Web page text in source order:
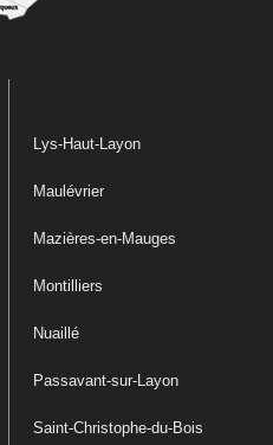
Lys-Haut-Layon
Maulévrier
Mazières-en-Mauges
Montilliers
Nuaillé
Passavant-sur-Layon
Saint-Christophe-du-Bois